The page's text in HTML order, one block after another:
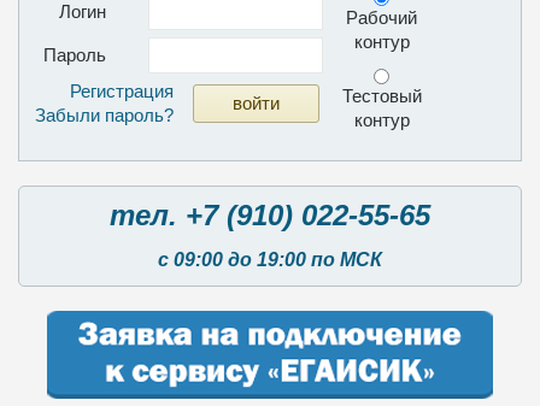
Логин
Пароль
Регистрация
Забыли пароль?
Рабочий
контур
Тестовый
контур
тел. +7 (910) 022-55-65
с 09:00 до 19:00 по МСК